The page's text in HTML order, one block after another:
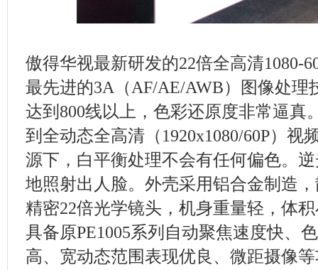
傲得华视最新研发的22倍全高清1080-
最先进的3A（AF/AE/AWB）图像处理
达到800线以上，色彩还原度非常逼真
到全动态全高清（1920x1080/60P）视
源下，白平衡处理不会有任何偏色。
地照射出人脸。外壳采用铝合金制造
精密22倍光学镜头，机身重量轻，体
具备原PE1005系列自动聚焦速度快、
高、宽动态范围表现优良、微距摄像